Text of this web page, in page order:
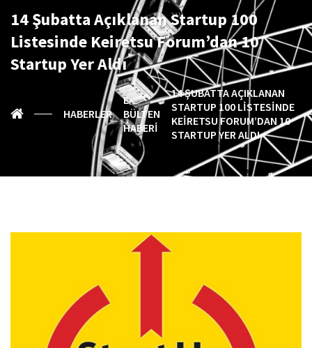
14 Şubatta Açıklanan Startup 100
Listesinde Keiretsu Forum’dan 10
Startup Yer Aldı
HABERLER
E-
BÜLTEN
HABERI
14 ŞUBATTA AÇIKLANAN
STARTUP 100 LISTESINDE
KEIRETSU FORUM’DAN 10
STARTUP YER ALDI